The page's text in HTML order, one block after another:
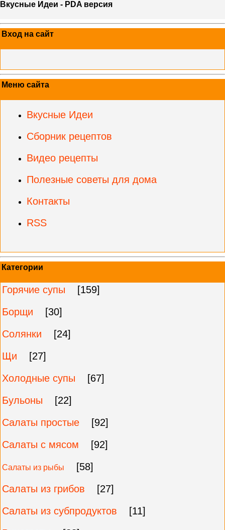
Вкусные Идеи - PDA версия
Вход на сайт
Меню сайта
Вкусные Идеи
Сборник рецептов
Видео рецепты
Полезные советы для дома
Контакты
RSS
Категории
Горячие супы
[159]
Борщи
[30]
Солянки
[24]
Щи
[27]
Холодные супы
[67]
Бульоны
[22]
Салаты простые
[92]
Салаты с мясом
[92]
Салаты из рыбы
[58]
Салаты из грибов
[27]
Салаты из субпродуктов
[11]